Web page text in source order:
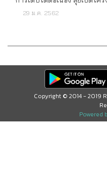
เพิ่มขึ้นเท่าตัว รวมมูลค่ากว่า
พร้อมเดินหน้าสร้างความแข็ง
มากขึ้น เปิดตลาดใหม่ ญี่ปุ่น ไ
ตะวันออกกลาง จากเดิมเน้นเ
ความเสี่ยง นายชนินทร์ วานิชวงศ์ ประธานเจ้าหน้าที่บริหาร
บริษัท ฮาบิแทท กรุ๊ป จำกัด
อสังหาริมทรัพย์ระดับพรีเมี่ยม
29 ม.ค. 2562
Copyright © 2014 - 2019
Powered